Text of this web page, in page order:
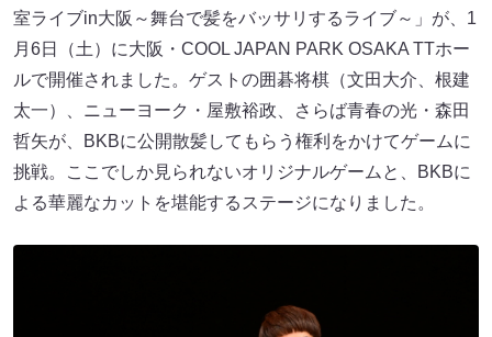
室ライブin大阪～舞台で髪をバッサリするライブ～」が、1
月6日（土）に大阪・COOL JAPAN PARK OSAKA TTホー
ルで開催されました。ゲストの囲碁将棋（文田大介、根建
太一）、ニューヨーク・屋敷裕政、さらば青春の光・森田
哲矢が、BKBに公開散髪してもらう権利をかけてゲームに
挑戦。ここでしか見られないオリジナルゲームと、BKBに
よる華麗なカットを堪能するステージになりました。